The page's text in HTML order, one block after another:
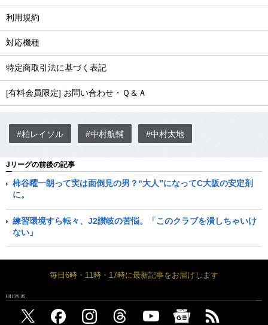
利用規約
対応機種
特定商取引法に基づく表記
[有料会員限定] お問い合わせ・Ｑ＆Ａ
#柏レイソル #中村航輔 #中村太地
Jリーグの前後の記事
柿谷曜一朗って実は面倒見の男？“大人”になってC大阪の安定剤
に。
練習環境すら転々、J2讃岐の苦悩。「このクラブを潰しちゃいけ
ない」
毎日6時・11時・17時に最新記事をお届けします
FOLLOW US